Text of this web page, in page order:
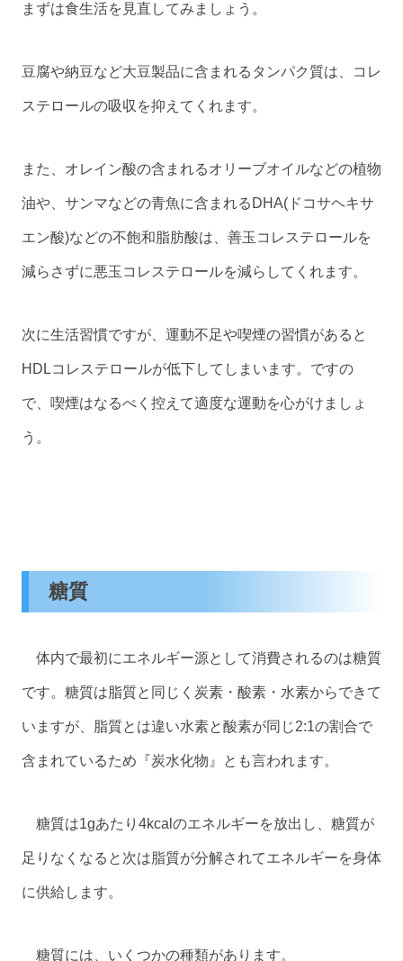
まずは食生活を見直してみましょう。
豆腐や納豆など大豆製品に含まれるタンパク質は、コレ
ステロールの吸収を抑えてくれます。
また、オレイン酸の含まれるオリーブオイルなどの植物
油や、サンマなどの青魚に含まれるDHA(ドコサヘキサ
エン酸)などの不飽和脂肪酸は、善玉コレステロールを
減らさずに悪玉コレステロールを減らしてくれます。
次に生活習慣ですが、運動不足や喫煙の習慣があると
HDLコレステロールが低下してしまいます。ですの
で、喫煙はなるべく控えて適度な運動を心がけましょ
う。
糖質
体内で最初にエネルギー源として消費されるのは糖質
です。糖質は脂質と同じく炭素・酸素・水素からできて
いますが、脂質とは違い水素と酸素が同じ2:1の割合で
含まれているため『炭水化物』とも言われます。
糖質は1gあたり4kcalのエネルギーを放出し、糖質が
足りなくなると次は脂質が分解されてエネルギーを身体
に供給します。
糖質には、いくつかの種類があります。